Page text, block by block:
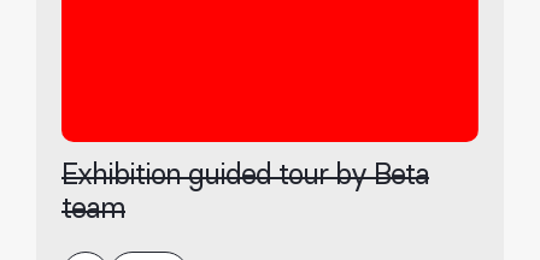
Exhibition guided tour by Beta
team